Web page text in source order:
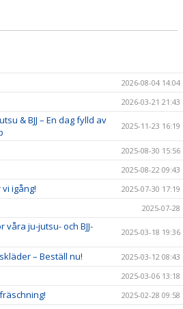
2026-08-04 14:04
2026-03-21 21:43
& BJJ – En dag fylld av
2025-11-23 16:19
2025-08-30 15:56
2025-08-22 09:43
igång! 2025-07-30 17:19
2025-07-28
ju-jutsu- och BJJ-
2025-03-18 19:36
– Beställ nu! 2025-03-12 08:43
2025-03-06 13:18
2025-02-28 09:58